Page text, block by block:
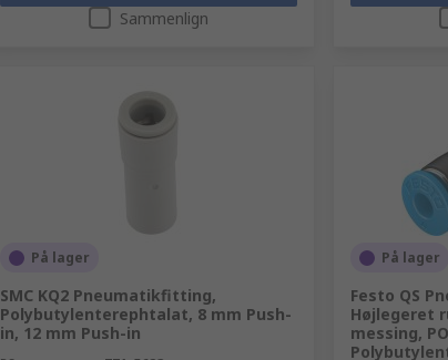
Sammenlign
På lager
SMC KQ2 Pneumatikfitting,
Polybutylenterephtalat, 8 mm Push-
in, 12 mm Push-in
På lager
Festo QS
Højlegeret
messing,